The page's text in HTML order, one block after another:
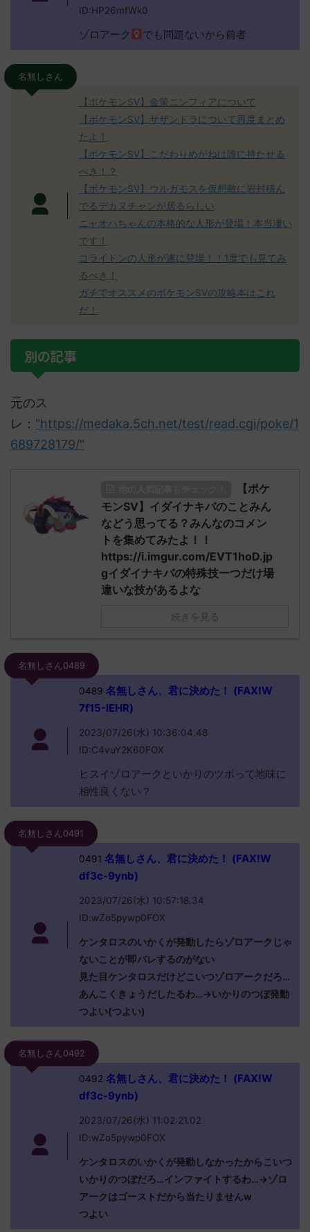
ID:HP26mfWk0
ゾロアーク でも問題ないから前者
名無しさん
【ポケモンSV】金策ニンフィアについて
【ポケモンSV】サザンドラについて再度まとめ
たよ！
【ポケモンSV】こだわりめがねは誰に持たせる
べき！？
【ポケモンSV】ウルガモスを仮想敵に岩封積ん
でるデカヌチャンが居るらしい
ニャオハちゃんの本格的な人形が登場！本当凄い
です！
コライドンの人形が遂に登場！！1度でも見てみ
るべき！
ガチでオススメのポケモンSVの攻略本はこれ
だ！
別の記事
元のス
レ： "https://medaka.5ch.net/test/read.cgi/poke/1
689728179/"
【ポケ
モンSV】イダイナキバのことみん
などう思ってる？みんなのコメン
トを集めてみたよ！！
https://i.imgur.com/EVT1hoD.jp
gイダイナキバの特殊技一つだけ場
違いな技があるよな
続きを見る
名無しさん0489
0489 名無しさん、君に決めた！ (FAX!W
7f15-IEHR)
2023/07/26(水) 10:36:04.48
ID:C4vuY2K60FOX
ヒスイゾロアークといかりのツボって地味に
相性良くない？
名無しさん0491
0491 名無しさん、君に決めた！ (FAX!W
df3c-9ynb)
2023/07/26(水) 10:57:18.34
ID:wZo5pywp0FOX
ケンタロスのいかくが発動したらゾロアークじゃ
ないことが即バレするのがない
見た目ケンタロスだけどこいつゾロアークだろ…
あんこくきょうだしたるわ…→いかりのつぼ発動
つよい(つよい)
名無しさん0492
0492 名無しさん、君に決めた！ (FAX!W
df3c-9ynb)
2023/07/26(水) 11:02:21.02
ID:wZo5pywp0FOX
ケンタロスのいかくが発動しなかったからこいつ
いかりのつぼだろ…インファイトするわ…→ゾロ
アークはゴーストだから当たりませんw
つよい